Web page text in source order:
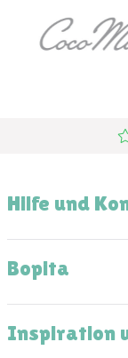
Hilfe und
Bopita
Inspiration